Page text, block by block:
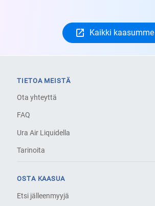
Kaikki kaasumme
TIETOA MEISTÄ
Ota yhteyttä
FAQ
Ura Air Liquidella
Tarinoita
OSTA KAASUA
Etsi jälleenmyyjä